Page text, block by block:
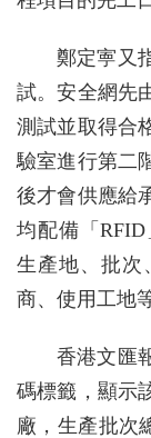
鄭定寕又
試。安全網先
測試並取得合
驗室進行第二
後才會供應給
均配備「
生產地、批次
商、使用工地
香港文匯
碼標籤，顯示
廠，生產批次